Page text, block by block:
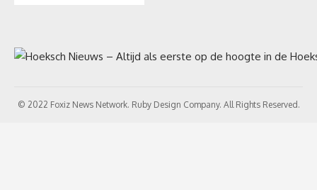
© 2022 Foxiz News Network. Ruby Design Company. All Rights Reserved.